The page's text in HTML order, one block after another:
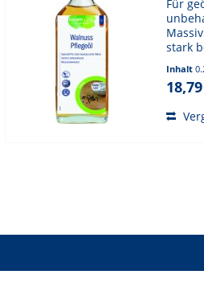
Für
stark
und
Inhalt